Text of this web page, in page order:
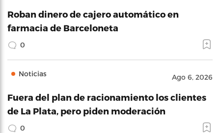
Roban dinero de cajero automático en
farmacia de Barceloneta
0
Noticias Ago 6, 2026
Fuera del plan de racionamiento los clientes
de La Plata, pero piden moderación
0